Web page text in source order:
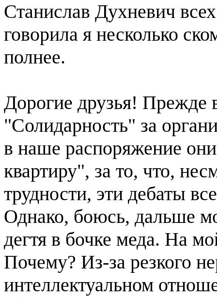
Станислав Духневич
говорила я несколько
полнее.
Дорогие друзья! Прежде
"Солидарность" за
в наше распоряжение
квартиру", за то, что,
трудности, эти дебаты
Однако, боюсь, дальше
дегтя в бочке меда. На
Почему? Из-за резкого
интеллектуальном